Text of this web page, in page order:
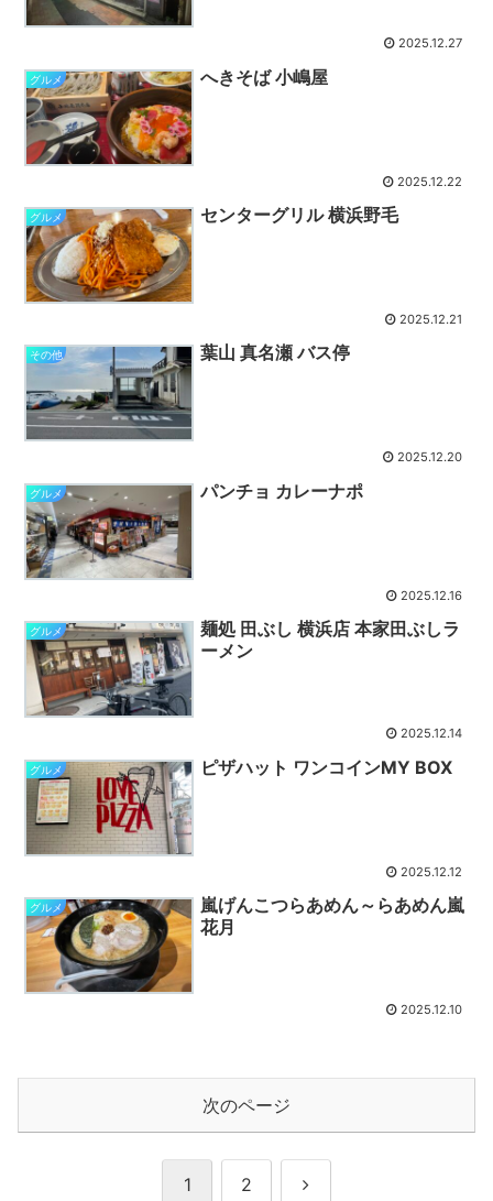
2025.12.27
グルメ へきそば 小嶋屋
2025.12.22
グルメ センターグリル 横浜野毛
2025.12.21
その他 葉山 真名瀬 バス停
2025.12.20
グルメ パンチョ カレーナポ
2025.12.16
グルメ
麺処 田ぶし 横浜店 本家田ぶしラ
ーメン
2025.12.14
グルメ ピザハット ワンコインMY BOX
2025.12.12
グルメ
嵐げんこつらあめん～らあめん嵐
花月
2025.12.10
次のページ
1 2 次